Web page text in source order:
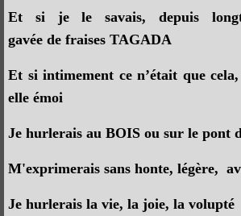
Et si je le savais, depuis
gavée de fraises TAGADA
Et si intimement ce n’était que
elle émoi
Je hurlerais au BOIS ou sur le pont
M'exprimerais sans honte, légère,
Je hurlerais la vie, la joie, la volupté